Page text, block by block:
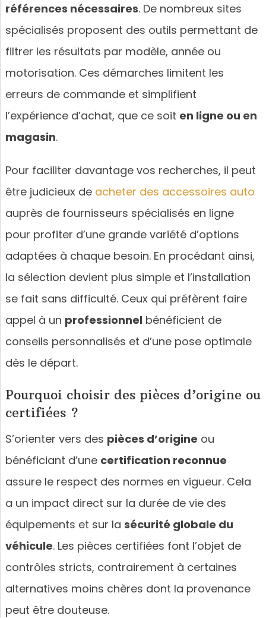
références nécessaires. De nombreux sites
spécialisés proposent des outils permettant de
filtrer les résultats par modèle, année ou
motorisation. Ces démarches limitent les
erreurs de commande et simplifient
l’expérience d’achat, que ce soit en ligne ou en
magasin.
Pour faciliter davantage vos recherches, il peut
être judicieux de acheter des accessoires auto
auprès de fournisseurs spécialisés en ligne
pour profiter d’une grande variété d’options
adaptées à chaque besoin. En procédant ainsi,
la sélection devient plus simple et l’installation
se fait sans difficulté. Ceux qui préfèrent faire
appel à un professionnelbénéficient de
conseils personnalisés et d’une pose optimale
dès le départ.
Pourquoi choisir des pièces d’origine ou
certifiées ?
S’orienter vers des pièces d’origine ou
bénéficiant d’une certification reconnue
assure le respect des normes en vigueur. Cela
a un impact direct sur la durée de vie des
équipements et sur la sécurité globale du
véhicule. Les pièces certifiées font l’objet de
contrôles stricts, contrairement à certaines
alternatives moins chères dont la provenance
peut être douteuse.